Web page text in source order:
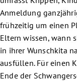
Anmeldung
frühzeitig um einen
Eltern wissen, wann
in ihrer Wunschkita
ausfüllen. Für einen
Ende der